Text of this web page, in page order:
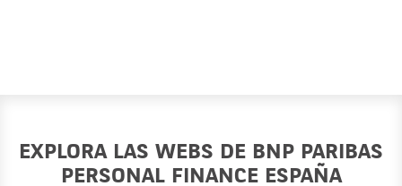
EXPLORA LAS WEBS DE BNP PARIBAS
PERSONAL FINANCE ESPAÑA